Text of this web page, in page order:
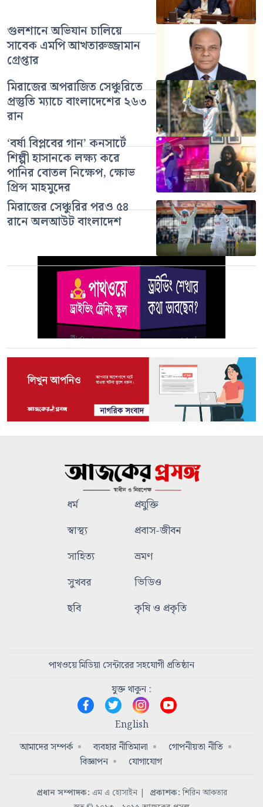
গুলশানে অভিযান চালিয়ে
সাবেক এমপি আখতারুজ্জামান
গ্রেপ্তার
মিরাজের অপরাজিত সেঞ্চুরিতে
প্রস্তুতি ম্যাচে বাংলাদেশের ২৬৩
রান
‘বর্ষা বিপ্লবের গান’ কনসার্টে
শিল্পী হাসানকে লক্ষ্য করে
পানির বোতল নিক্ষেপ, ক্ষোভ
প্রিন্স মাহমুদের
মিরাজের সেঞ্চুরির পরও ৫৪
রানে অলআউট বাংলাদেশ
ধর্ম
প্রযুক্তি
স্বাস্থ্য
প্রবাস-জীবন
সাহিত্য
ভ্রমণ
সুখবর
ভিডিও
ছবি
কৃষি ও প্রকৃতি
পাথওয়ে মিডিয়া সেন্টারের সহযোগী প্রতিষ্ঠান
যুক্ত থাকুন :
English
আমাদের সম্পর্ক
ব্যবহার নীতিমালা
গোপনীয়তা নীতি
বিজ্ঞাপন
যোগাযোগ
প্রধান সম্পাদক: এম এ হোসাইন | প্রকাশক:শিরিন আকতার